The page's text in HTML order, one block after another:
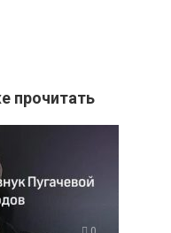
прочитать